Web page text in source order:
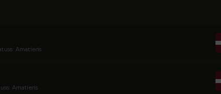
Amatieris
Amatieris